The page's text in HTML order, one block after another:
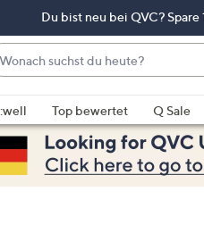
Du bist neu bei QVC?
Top bewertet Q Sale